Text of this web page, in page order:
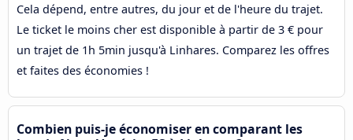
Cela dépend, entre autres, du jour et de l'heure du trajet.
Le ticket le moins cher est disponible à partir de 3 € pour
un trajet de 1h 5min jusqu'à Linhares. Comparez les offres
et faites des économies !
Combien puis-je économiser en comparant les